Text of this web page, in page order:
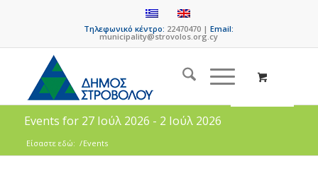
Τηλεφωνικό κέντρο: 22470470 |Email:
municipality@strovolos.org.cy
Events for 27 Ιούλ 2026 - 2 Ιούλ 2026
Είσαστε εδώ: /Events